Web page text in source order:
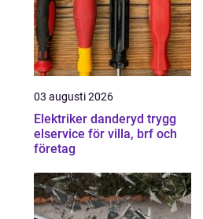
03 augusti 2026
Elektriker danderyd trygg
elservice för villa, brf och
företag